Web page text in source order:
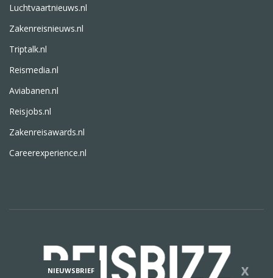
Luchtvaartnieuws.nl
Zakenreisnieuws.nl
Triptalk.nl
Reismedia.nl
Aviabanen.nl
Reisjobs.nl
Zakenreisawards.nl
Careerexperience.nl
NIEUWSBRIEF X